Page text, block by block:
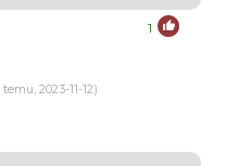
1
2023-11-12)